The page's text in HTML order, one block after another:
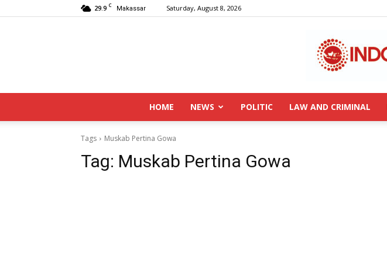
29.9 C Makassar Saturday, August 8, 2026
HOME NEWS POLITIC LAW AND CRIMINAL
Tags Muskab Pertina Gowa
Tag: Muskab Pertina Gowa